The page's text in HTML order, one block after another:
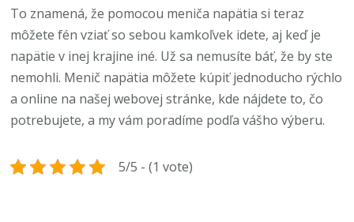
To znamená, že pomocou meniča napätia si teraz
môžete fén vziať so sebou kamkoľvek idete, aj keď je
napätie v inej krajine iné. Už sa nemusíte báť, že by ste
nemohli. Menič napätia môžete kúpiť jednoducho rýchlo
a online na našej webovej stránke, kde nájdete to, čo
potrebujete, a my vám poradíme podľa vášho výberu.
5/5 - (1 vote)